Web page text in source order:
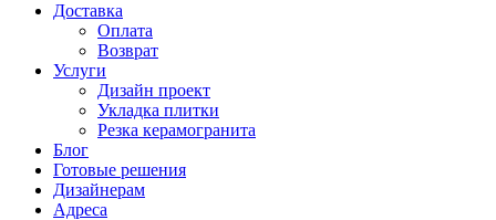
Доставка
Оплата
Возврат
Услуги
Дизайн проект
Укладка плитки
Резка керамогранита
Блог
Готовые решения
Дизайнерам
Адреса